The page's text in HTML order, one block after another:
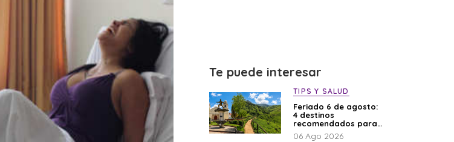
Te puede interesar
TIPS Y SALUD
Feriado 6 de agosto:
4 destinos
recomendados para
disfrutar el descanso
06 Ago 2026